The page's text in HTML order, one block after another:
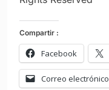
Compartir :
Facebook
Correo electrónico